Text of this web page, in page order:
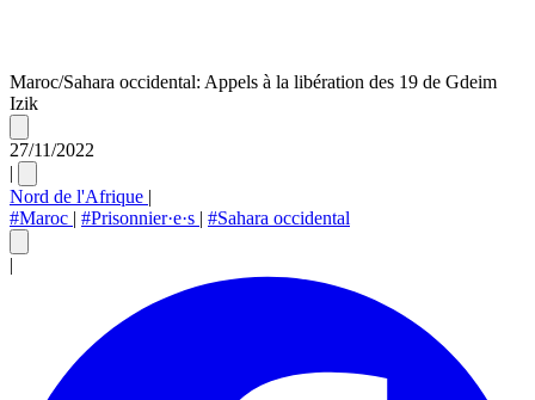
Maroc/Sahara occidental: Appels à la libération des 19 de Gdeim
Izik
27/11/2022
|
Nord de l'Afrique |
#Maroc | #Prisonnier·e·s | #Sahara occidental
|